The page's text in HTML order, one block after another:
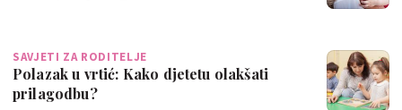
SAVJETI ZA RODITELJE
Polazak u vrtić: Kako djetetu olakšati
prilagodbu?